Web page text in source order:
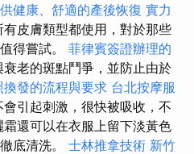
健康、舒適的產後恢復 實力
有皮膚類型都使用，對於那些
得嘗試。 菲律賓簽證辦理的
老的斑點鬥爭，並防止由於
換發的流程與要求 台北按摩服
引起刺激，很快被吸收，不
還可以在衣服上留下淡黃色
底清洗。 士林推拿技術 新竹